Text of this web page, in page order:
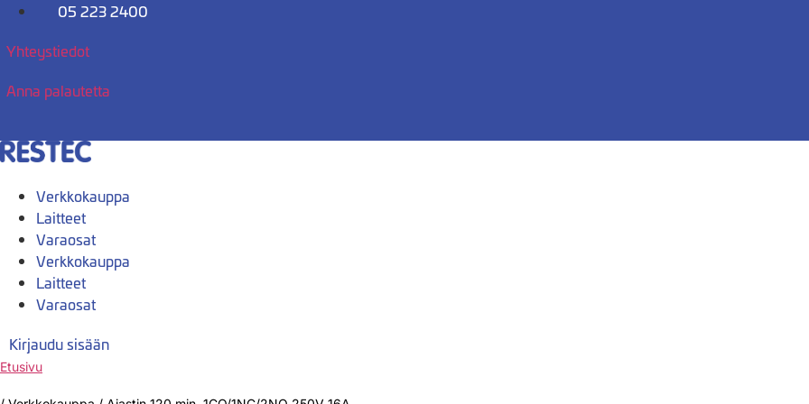
Mene
05 223 2400
Yhteystiedot
Anna palautetta
Verkkokauppa
Laitteet
Varaosat
Verkkokauppa
Laitteet
Varaosat
Kirjaudu sisään
Etusivu